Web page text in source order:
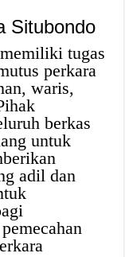
Situbondo
tugas
perkara
waris,
berkas
untuk
adil dan